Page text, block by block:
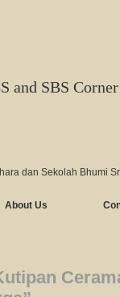
and SBS Corner
dan Sekolah Bhumi
About Us